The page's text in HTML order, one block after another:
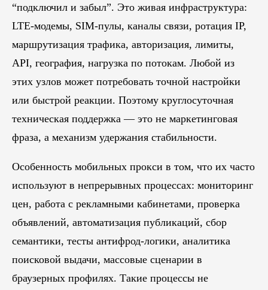
“подключил и забыл”. Это живая инфраструктура:
LTE-модемы, SIM-пулы, каналы связи, ротация IP,
маршрутизация трафика, авторизация, лимиты,
API, география, нагрузка по потокам. Любой из
этих узлов может потребовать точной настройки
или быстрой реакции. Поэтому круглосуточная
техническая поддержка — это не маркетинговая
фраза, а механизм удержания стабильности.
Особенность мобильных прокси в том, что их часто
используют в непрерывных процессах: мониторинг
цен, работа с рекламными кабинетами, проверка
объявлений, автоматизация публикаций, сбор
семантики, тесты антифрод-логики, аналитика
поисковой выдачи, массовые сценарии в
браузерных профилях. Такие процессы не